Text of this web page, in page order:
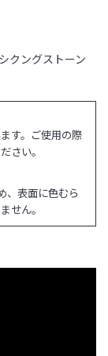
クングストーン
す。ご使用の際
さい。
、表面に色むら
せん。